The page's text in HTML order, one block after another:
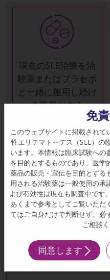
現在のSLE治療を治
験薬またはプラセボ
と一緒に服用し続け
る準備がある
クリニックまたは病院
健康状態や服用して
OPUS試験に適格かど
かの検査を実施します。
すべての治験に関連す
て、治験に関連する交
担軽減費が、適格者に
す。
免
このウェブサイトに掲載され
性エリテマトーデス（SLE）の
います。本情報は臨床試験へ
を目的とするものであり、医
薬品の販売・宣伝を目的とする
用される治験薬は一般使用の承
よび有効性は現在も調査中です
あくまで参考としてご覧いただ
てはご自身だけで判断せず、必
ご相談く
同意します
「すべての Cookie を受
ると、サイトナビゲー
使用状況を分析し、弊
支援するために、デバ
ことに同意したことに